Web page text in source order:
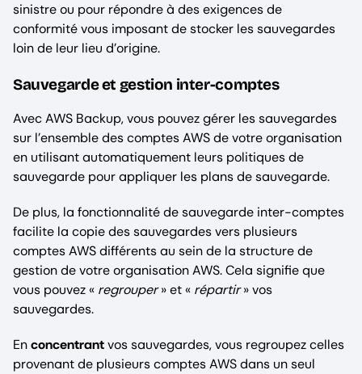
sinistre ou pour répondre à des exigences de
conformité vous imposant de stocker les sauvegardes
loin de leur lieu d’origine.
Sauvegarde et gestion inter-comptes
Avec AWS Backup, vous pouvez gérer les sauvegardes
sur l’ensemble des comptes AWS de votre organisation
en utilisant automatiquement leurs politiques de
sauvegarde pour appliquer les plans de sauvegarde.
De plus, la fonctionnalité de sauvegarde inter-comptes
facilite la copie des sauvegardes vers plusieurs
comptes AWS différents au sein de la structure de
gestion de votre organisation AWS. Cela signifie que
vous pouvez « regrouper» et « répartir» vos
sauvegardes.
Enconcentrantvos sauvegardes, vous regroupez celles
provenant de plusieurs comptes AWS dans un seul